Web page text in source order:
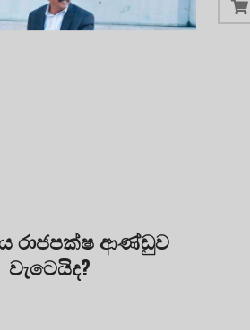
රාජපක්ෂ ආණ්ඩුව
වැටෙයිද?